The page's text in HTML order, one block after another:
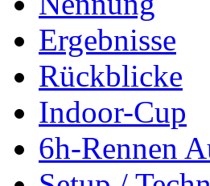
Ergebnisse
Rückblicke
Indoor-Cup
6h-Rennen